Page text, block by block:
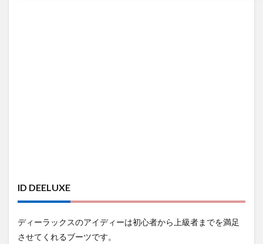
ID DEELUXE
ディーラックスのアイディーは初心者から上級者までを満足
させてくれるブーツです。